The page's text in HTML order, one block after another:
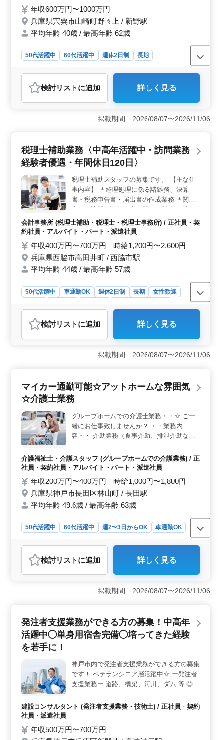
険完備 担当事件は今までの経験を考慮しま
す！ 希望条件・待遇相談して下さい！
年収600万円〜1000万円
兵庫県宍粟市山崎町野々上 / 新野駅
平均年齢 40歳 / 最高年齢 62歳
50代活躍中 60代活躍中 週休2日制
長期
業務委託
おすすめポイント
＜アットホームな職場環境＞ 本求人は、地域に密着
し、アットホームな雰囲気の法律事務所での募集です。
個人案件から企業案件まで幅広く扱い、新野駅からアク
ら家庭問題まで、幅広い案件を担当できる環境が整って
います。経験を活かしながら新たな領域にも挑戦できる
しています。 ＜キャリアの成長＞ 経験を尊重する
文化があり、今までの経験を存分に活かせる環境です。
個人の希望や条件を考慮して仕事内容や待遇面を調整で
きるので、自身のキャリアパスを築く上で大きな柔軟性
があります。
検討リスト に追加 詳しく見る
掲載期間 2026/08/07〜2026/11/06
税理士補助業務〈中高年活躍中・訪問業務
経験者優遇・年間休日120日〉
税理士補助スタッフの募集です。 【主な仕
事内容】 ＊経理処理に係る諸雑務、決算
書・税務申告書・届出書の作成業務 ＊関与
掃、電話応対、接客 ＊会計データ入力、書
類作成（エクセル、ワード） ※専用ソフト
テラン経験者・シニア世代大歓迎の企業で
す。是非ご応募下さい。
会計事務所 (税理士補助・税理士・税理士事務所) / 正社員・契
約社員・アルバイト・パート・派遣社員
年収400万円〜700万円 時給1,200円〜2,600円
兵庫県西脇市高田井町 / 西脇市駅
平均年齢 44歳 / 最高年齢 57歳
50代活躍中 車通勤OK 週休2日制 長期
女性歓迎
おすすめポイント
＜ベテラン活躍中＞ 中高年の方々が多数活躍し、経験
豊富なシニア世代の方々が安定した職場環境で働いてい
ます。長年の経験と知識を活かしながら、新たな挑戦や
す。関与先への訪問や巡回監査に関わる業務に携わりな
がら、幅広いスキルを磨くことができます。専用ソフト
ださい。 ＜充実の休日制度＞ 年間休日120日を確保
し、ワークライフバランスを重視しています。土日祝休
みはもちろんのこと、夏季休業や年末年始、GW休暇、有
給休暇など、充実した休暇制度が整っています。家族や
趣味、プライベートな時間を大切にしながら、充実した
職場で働くことができます。
検討リスト に追加 詳しく見る
掲載期間 2026/08/07〜2026/11/06
マイカー通勤可能☆アットホームな雰囲気
☆介護士業務
グループホームでの介護士業務・・☆ ご一
緒にお仕事致しませんか？ ・・業務内
容・・ 介助業務（食事介助、排泄介助な
ど） レクリエーション リハビリテーション
サポート 書類作成、書類整理 サービス利用
者の家族との相談、助言 ・・備考・・ 週休
スタッフ皆明るく、アットホームな雰囲気
スタッフみんな仲がいい企業様で、働きやす
い環境です♪ 皆様のご応募お待ちしておりま
す！
介護福祉士・介護スタッフ (グループホームでの介護業務) / 正
社員・契約社員・アルバイト・パート・派遣社員
年収200万円〜400万円 時給1,000円〜1,800円
兵庫県神戸市長田区林山町 / 長田駅
平均年齢 49.6歳 / 最高年齢 63歳
50代活躍中 60代活躍中 週2〜3日からOK
車通勤OK
派遣社員
介護福祉士・介護スタッフ
おすすめポイント
＜マイカー通勤可能＞ 自家用車での通勤が可能であ
り、公共交通機関に頼らずに通勤できる利便性がありま
す。これにより通勤時間の短縮や天候に左右されない移
囲気の中で働ける環境が整っています。コミュニケーシ
ョンが活発であり、助け合いの精神が根付いています。
新人の方もすぐに馴染めるような雰囲気が魅力的で
す。 ＜介護業務の幅広さ＞ グループホームでの介
護業務は食事介助やレクリエーション、リハビリテーシ
ョンサポートなど様々な業務に携わります。またサービ
ス利用者の家族とのコミュニケーションや相談も大切な
仕事の一環です。
検討リスト に追加 詳しく見る
掲載期間 2026/08/07〜2026/11/06
発注者支援業務ができる方の募集！中高年
活躍中◯単身用宿舎完備◯培ってきた経験
を若手に！
神戸市内で発注者支援業務ができる方の募集
です！ ベテランシニア層活躍中☆ ー発注者
支援業務ー 道路、橋梁、河川、ダム 等 ◎主
【業務内容】 ・発注者支援業務(工事監督支
わせ、CAD操作あり ・資料作成業務 ・その
建設コンサルタント (発注者支援業務・技術士) / 正社員・契約
社員・派遣社員
年収500万円〜700万円